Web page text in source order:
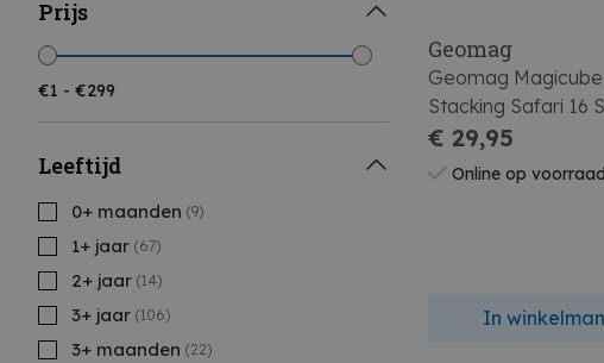
Prijs
Leeftijd
0+ maanden (9)
1+ jaar (67)
2+ jaar (14)
3+ jaar (106)
3+ maanden (22)
Geomag
Geomag
Stacking Safari 16
€ 29,95
Online op voorraad
In